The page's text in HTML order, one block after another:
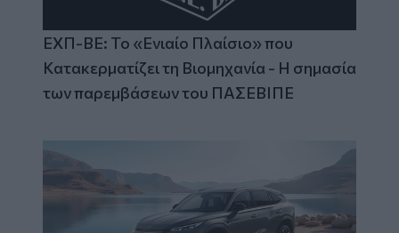
ΕΧΠ-ΒΕ: Το «Ενιαίο Πλαίσιο» που
Κατακερματίζει τη Βιομηχανία - Η σημασία
των παρεμβάσεων του ΠΑΣΕΒΙΠΕ